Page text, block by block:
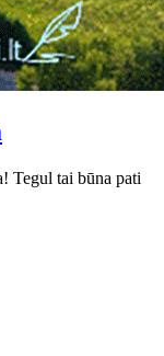
Tegul tai būna pati